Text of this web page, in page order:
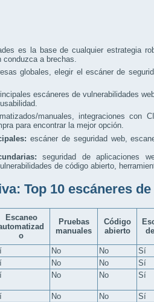
es la base de cualquier estrategia
a brechas.
globales, elegir el escáner de
escáneres de vulnerabilidades
manuales, integraciones con
para encontrar la mejor opción.
escáner de seguridad web,
seguridad de aplicaciones
de código abierto,
Top 10 escáneres
Escaneo
o
Pruebas
manuales
Código
abierto
No No Sí
No No Sí
No No Sí
No No Sí